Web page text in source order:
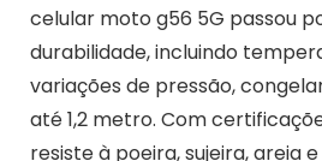
celular moto g56 5G passou
durabilidade, incluindo
variações de pressão,
até 1,2 metro. Com
resiste à poeira, sujeira, areia